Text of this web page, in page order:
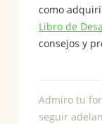
como
Libro de
consejos y
Admiro tu
seguir